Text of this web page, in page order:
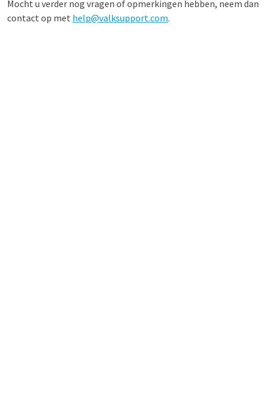
Mocht u verder nog vragen of opmerkingen hebben, neem dan
contact op met help@valksupport.com.